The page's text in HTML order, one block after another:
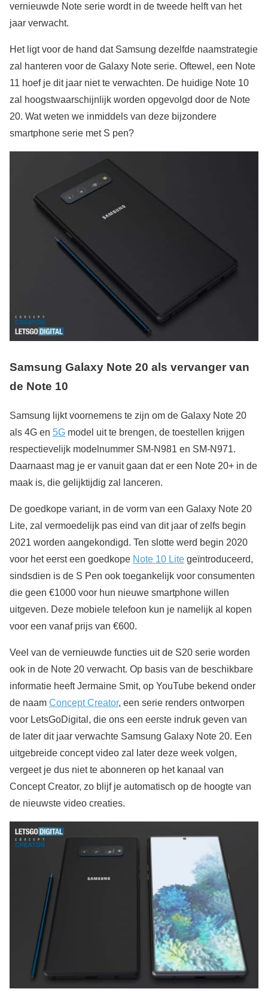
vernieuwde Note serie wordt in de tweede helft van het
jaar verwacht.
Het ligt voor de hand dat Samsung dezelfde naamstrategie
zal hanteren voor de Galaxy Note serie. Oftewel, een Note
11 hoef je dit jaar niet te verwachten. De huidige Note 10
zal hoogstwaarschijnlijk worden opgevolgd door de Note
20. Wat weten we inmiddels van deze bijzondere
smartphone serie met S pen?
Samsung Galaxy Note 20 als vervanger van
de Note 10
Samsung lijkt voornemens te zijn om de Galaxy Note 20
als 4G en 5G model uit te brengen, de toestellen krijgen
respectievelijk modelnummer SM-N981 en SM-N971.
Daarnaast mag je er vanuit gaan dat er een Note 20+ in de
maak is, die gelijktijdig zal lanceren.
De goedkope variant, in de vorm van een Galaxy Note 20
Lite, zal vermoedelijk pas eind van dit jaar of zelfs begin
2021 worden aangekondigd. Ten slotte werd begin 2020
voor het eerst een goedkope Note 10 Lite geïntroduceerd,
sindsdien is de S Pen ook toegankelijk voor consumenten
die geen €1000 voor hun nieuwe smartphone willen
uitgeven. Deze mobiele telefoon kun je namelijk al kopen
voor een vanaf prijs van €600.
Veel van de vernieuwde functies uit de S20 serie worden
ook in de Note 20 verwacht. Op basis van de beschikbare
informatie heeft Jermaine Smit, op YouTube bekend onder
de naam Concept Creator, een serie renders ontworpen
voor LetsGoDigital, die ons een eerste indruk geven van
de later dit jaar verwachte Samsung Galaxy Note 20. Een
uitgebreide concept video zal later deze week volgen,
vergeet je dus niet te abonneren op het kanaal van
Concept Creator, zo blijf je automatisch op de hoogte van
de nieuwste video creaties.